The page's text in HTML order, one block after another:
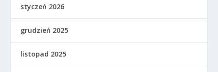
styczeń 2026
grudzień 2025
listopad 2025